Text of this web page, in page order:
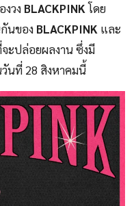
งวง BLACKPINKโดย
นของ BLACKPINK และ
ะปล่อยผลงาน ซึ่งมี
นที่ 28 สิงหาคมนี้